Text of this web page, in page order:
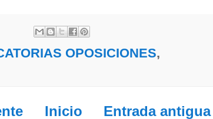
OPOSICIONES,
Entrada antigua
Inicio